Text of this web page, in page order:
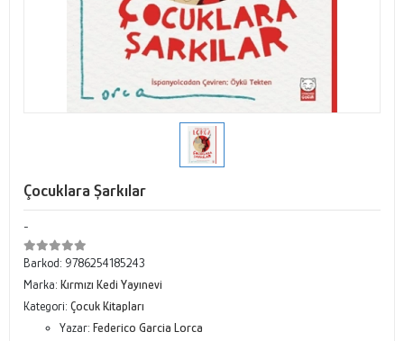
Çocuklara Şarkılar
-
Barkod: 9786254185243
Marka: Kırmızı Kedi Yayınevi
Kategori: Çocuk Kitapları
Yazar: Federico Garcia Lorca